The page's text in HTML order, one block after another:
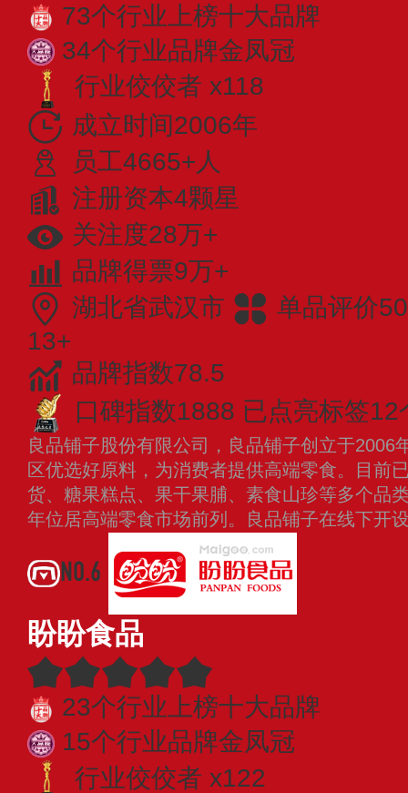
73个行业上榜十大品牌
34个行业品牌金凤冠
行业佼佼者 x118
成立时间2006年
员工4665+人
注册资本4颗星
关注度28万+
品牌得票9万+
湖北省武汉市
单品评价
13+
品牌指数78.5
口碑指数1888 已点亮标签12
良品铺子股份有限公司，良品铺子创立于2006
区优选好原料，为消费者提供高端零食。目前
货、糖果糕点、果干果脯、素食山珍等多个品
年位居高端零食市场前列。良品铺子在线下开
NO.6
盼盼食品
23个行业上榜十大品牌
15个行业品牌金凤冠
行业佼佼者 x122